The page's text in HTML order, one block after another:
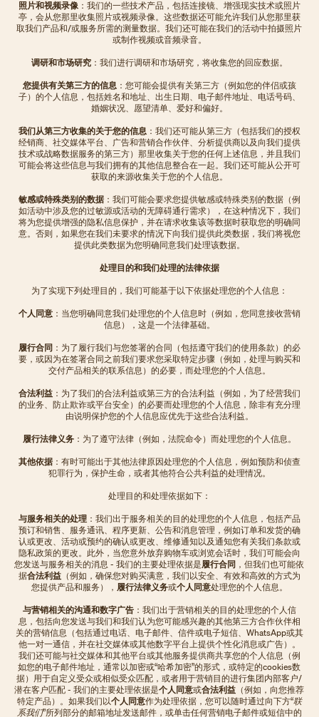
照片和视频录像：我们的一些技术产品，包括连接镜、增强现实技术或照片
亭，会从您那里收集照片或视频录像。这些数据还可能允许我们从您那里获
取我们产品和/或服务所需的测量数据。我们还可能在我们的活动中拍摄照片
或制作视频或音频录音。
调研和市场研究：我们进行调研和市场研究，将收集您的回应数据。
您提供有关第三方的信息 ：您可能会提供有关第三方（例如您的伴侣或孩
子）的个人信息，包括姓名和地址、出生日期、电子邮件地址、电话号码、
婚姻状况、愿望清单、爱好和偏好。
我们从第三方收集的关于您的信息 ：我们还可能从第三方（包括我们的授权
经销商、社交媒体平台、广告和营销合作伙伴、分析提供商以及向我们提供
技术或战略数据服务的第三方）那里收集关于您的任何上述信息，并且我们
可能会将这些信息与我们拥有的其他信息整合在一起。我们还可能从公开可
获取的来源收集关于您的个人信息。
敏感或特殊类别的数据：我们可能会要求您提供敏感或特殊类别的数据（例
如活动中涉及您的过敏源或活动的无障碍通行需求），在这种情况下，我们
将为您提供增强的隐私信息保护，并在请求收集该等数据时获取您的明确同
意。否则，如果您在我们未要求的情况下向我们提供此类数据，我们将视您
提供此类数据为您明确同意我们处理该数据。
处理目的和我们处理的法律依据
为了实现下列处理目的，我们可能基于以下依据处理您的个人信息：
个人同意：当您明确同意我们处理您的个人信息时（例如，您同意接收营销
信息），这是一个法律基础。
履行合同 ：为了履行我们与您签署的合同（包括遵守我们的使用条款）的必
要，或因为在签署合同之前我们要求您采取特定步骤（例如，处理与购买和
交付产品相关的联系信息）的必要，而处理您的个人信息。
合法利益：为了我们的合法利益或第三方的合法利益（例如，为了经营我们
的业务、防止欺诈或平台安全）的必要而处理您的个人信息，除非有充分理
由说明保护您的个人信息应优先于这些合法利益。
履行法律义务：为了遵守法律（例如，法院命令）而处理您的个人信息。
其他依据：有时可能出于其他法律原因处理您的个人信息，例如预防和侦查
犯罪行为，保护生命，或者其他符合公共利益的处理情况。
处理目的和处理依据如下：
与服务相关的处理：我们出于服务相关的目的处理您的个人信息，包括产品
预订和销售、服务通讯、程序更新、公告和消息管理，例如订单和发货的确
认或更改、活动或预约的确认或更改、维修通知以及通知您有关我们条款或
隐私政策的更改。此外，当您意外放弃购物车或浏览会话时，我们可能会向
您发送与服务相关的消息 - 我们的主要处理依据是履行合同 ，但我们也可能依
据合法利益（例如，确保您对购买满意，我们以安全、有效和高效的方式为
您提供产品和服务）， 履行法律义务或个人同意处理您的个人信息。
与营销相关的沟通和数字广告：我们出于营销相关的目的处理您的个人信
息，包括向您发送与我们和我们认为您可能感兴趣的其他第三方合作伙伴相
关的营销信息（包括通过电话、电子邮件、信件或电子短信、WhatsApp或其
他一对一通信，并在社交媒体或其他数字平台上提供个性化消息或广告）。
我们还可能与社交媒体和其他平台或其他服务提供商共享您的个人信息（例
如您的电子邮件地址，通常以加密或“哈希加密”的形式，或特定的cookies数
据）用于自定义受众或相似受众匹配，或者用于营销目的进行集团内部客户/
潜在客户匹配 - 我们的主要处理依据是个人同意或合法利益 （例如，向您推荐
特定产品）。如果我们以个人同意作为处理依据，您可以随时通过向下方“联
系我们”所列部分的邮箱地址发送邮件，或单击任何营销电子邮件或短信中的